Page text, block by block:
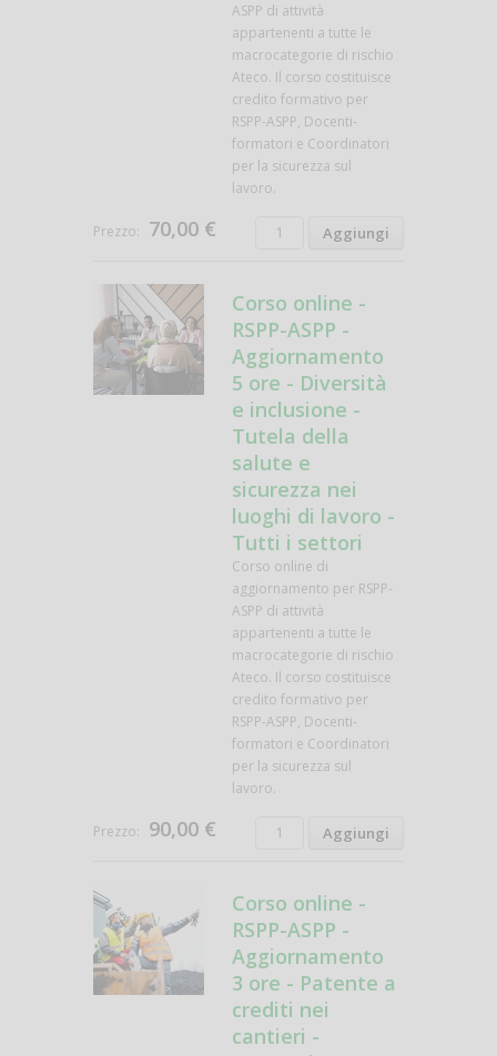
ASPP di attività
appartenenti a tutte le
macrocategorie di rischio
Ateco. Il corso costituisce
credito formativo per
RSPP-ASPP, Docenti-
formatori e Coordinatori
per la sicurezza sul
lavoro.
Prezzo: 70,00 €
Corso online -
RSPP-ASPP -
Aggiornamento
5 ore - Diversità
e inclusione -
Tutela della
salute e
sicurezza nei
luoghi di lavoro -
Tutti i settori
Corso online di
aggiornamento per RSPP-
ASPP di attività
appartenenti a tutte le
macrocategorie di rischio
Ateco. Il corso costituisce
credito formativo per
RSPP-ASPP, Docenti-
formatori e Coordinatori
per la sicurezza sul
lavoro.
Prezzo: 90,00 €
Corso online -
RSPP-ASPP -
Aggiornamento
3 ore - Patente a
crediti nei
cantieri -